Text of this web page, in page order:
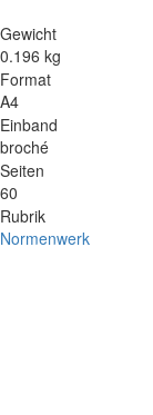
Gewicht
0.196 kg
Format
A4
Einband
broché
Seiten
60
Rubrik
Normenwerk